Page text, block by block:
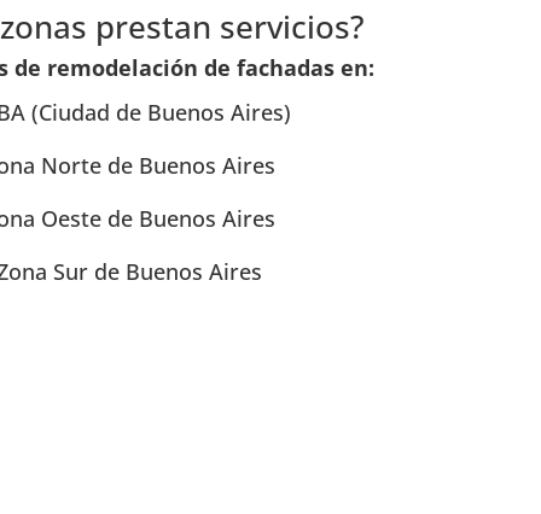
prestan servicios?
de remodelación de fachadas en:
(Ciudad de Buenos Aires)
Norte de Buenos Aires
Oeste de Buenos Aires
Sur de Buenos Aires